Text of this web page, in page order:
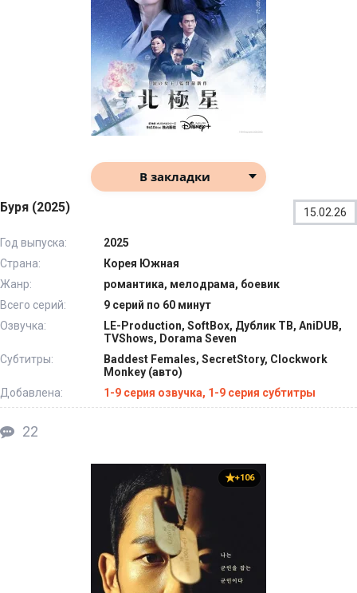
В закладки
Буря (2025) 15.02.26
Год выпуска:
2025
Страна:
Корея Южная
Жанр:
романтика, мелодрама, боевик
Всего серий:
9 серий по 60 минут
Озвучка:
LE-Production, SoftBox, Дублик ТВ, AniDUB,
TVShows, Dorama Seven
Субтитры:
Baddest Females, SecretStory, Clockwork
Monkey (авто)
Добавлена:
1-9 серия озвучка, 1-9 серия субтитры
22
+106